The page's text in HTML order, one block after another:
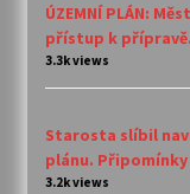
ÚZEMNÍ PLÁN:
přístup k
3.3k views
Starosta slíbil
plánu.
3.2k views